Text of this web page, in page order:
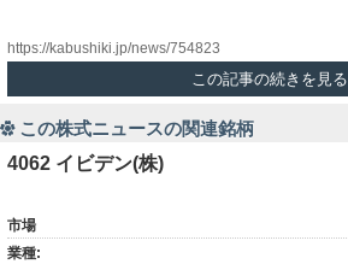
https://kabushiki.jp/news/754823
この記事の続きを見る
この株式ニュースの関連銘柄
4062 イビデン(株)
市場
業種: